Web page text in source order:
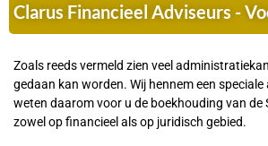
Clarus Financieel Adviseurs -
Zoals reeds vermeld zien veel
gedaan kan worden. Wij hennem een
weten daarom voor u de boekhouding van
zowel op financieel als op juridisch gebied.